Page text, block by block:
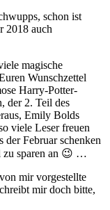
schon ist
2018 auch
magische
Wunschzettel
Harry-Potter-
der 2. Teil des
Emily Bolds
viele Leser freuen
Februar schenken
zu sparen an 😉 …
mir vorgestellte
mir doch bitte,